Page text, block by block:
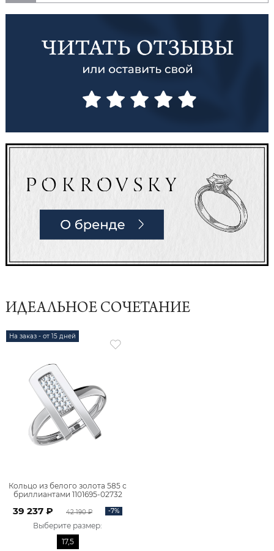
ИДЕАЛЬНОЕ СОЧЕТАНИЕ
На заказ - от 15 дней
Кольцо из белого золота 585 с
бриллиантами 1101695-02732
39 237 ₽ 42 190 ₽ -7%
Выберите размер:
17,5